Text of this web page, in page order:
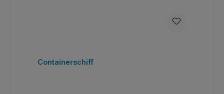
Containerschiff